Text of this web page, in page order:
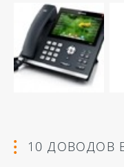
10 ДОВОДОВ